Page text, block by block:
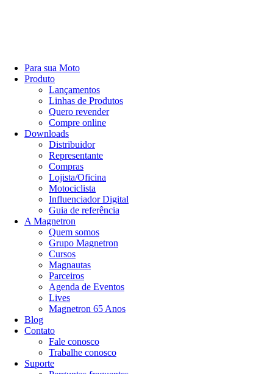
Para sua Moto
Produto
Lançamentos
Linhas de Produtos
Quero revender
Compre online
Downloads
Distribuidor
Representante
Compras
Lojista/Oficina
Motociclista
Influenciador Digital
Guia de referência
A Magnetron
Quem somos
Grupo Magnetron
Cursos
Magnautas
Parceiros
Agenda de Eventos
Lives
Magnetron 65 Anos
Blog
Contato
Fale conosco
Trabalhe conosco
Suporte